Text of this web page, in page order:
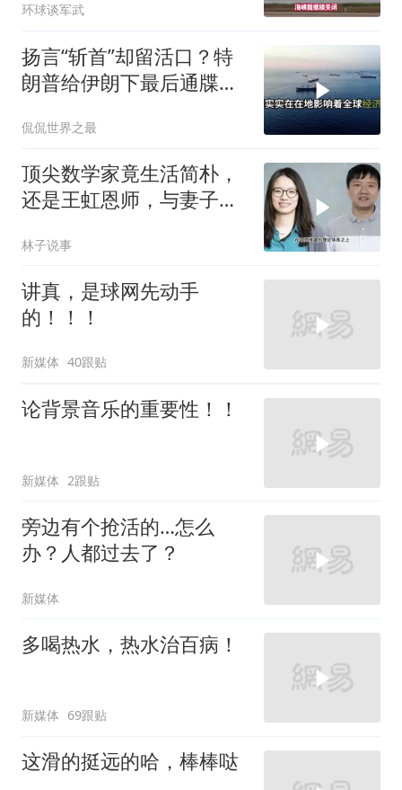
环球谈军武
扬言“斩首”却留活口？特
朗普给伊朗下最后通牒，
侃侃世界之最
顶尖数学家竟生活简朴，
还是王虹恩师，与妻子合
林子说事
讲真，是球网先动手
的！！！
新媒体 40跟贴
论背景音乐的重要性！！
新媒体 2跟贴
旁边有个抢活的…怎么
办？人都过去了？
新媒体
多喝热水，热水治百病！
新媒体 69跟贴
这滑的挺远的哈，棒棒哒